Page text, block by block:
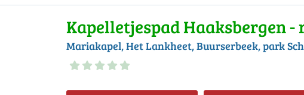
Kapelletjespad Haaksbergen -
Mariakapel, Het Lankheet, Buurserbeek, park